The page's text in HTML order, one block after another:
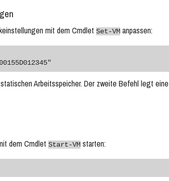
mit dem Cmdlet Set-VM anpassen:
Arbeitsspeicher. Der zweite Befehl legt
dem Cmdlet Start-VM starten: